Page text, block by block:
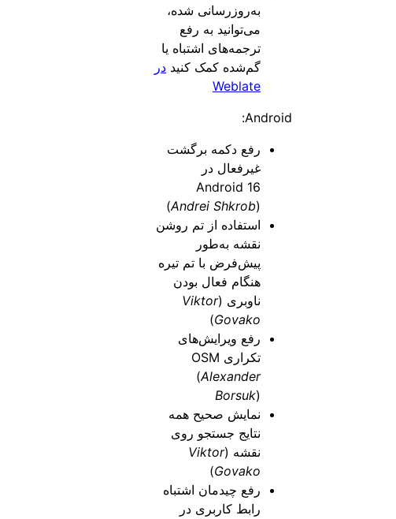
به‌روزرسانی شده،
می‌توانید به رفع
ترجمه‌های اشتباه یا
گم‌شده کمک کنید در
Weblate
Android:
رفع دکمه برگشت
غیرفعال در
Android 16
(Andrei Shkrob)
استفاده از تم روشن
نقشه به‌طور
پیش‌فرض با تم تیره
هنگام فعال بودن
ناوبری (Viktor
Govako
)
رفع ویرایش‌های
تکراری OSM
(Alexander
Borsuk)
نمایش صحیح همه
نتایج جستجو روی
نقشه (Viktor
Govako
)
رفع چیدمان اشتباه
رابط کاربری در